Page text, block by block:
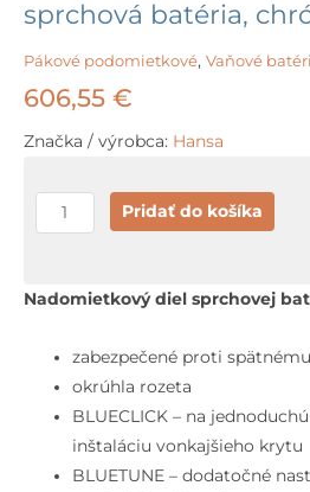
sprchová batéria,
Pákové podomietkové, Vaňové
606,55 €
Značka / výrobca: Hansa
množstvo
Hansa
Termostatická
batéria,
chróm
Pridať do košíka
Nadomietkový diel sprchovej
zabezpečené proti
okrúhla rozeta
BLUECLICK – na
inštaláciu vonkajšieho krytu
BLUETUNE – dodatočné